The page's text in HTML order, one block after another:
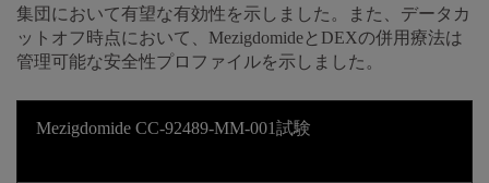
集団において有望な有効性を示しました。また、データカ
ットオフ時点において、MezigdomideとDEXの併用療法は
管理可能な安全性プロファイルを示しました。
Mezigdomide CC-92489-MM-001試験